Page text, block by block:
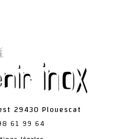
29430 Plouescat
61 99 64